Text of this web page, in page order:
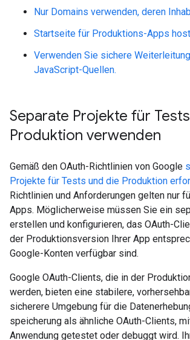
Nur Domains verwenden, deren
Startseite für Produktions-Apps
Verwenden Sie sichere
JavaScript-Quellen.
Separate Projekte für
Produktion verwenden
Gemäß den OAuth-Richtlinien von Google
Projekte für Tests und die Produktion
Richtlinien und Anforderungen gelten nur
Apps. Möglicherweise müssen Sie ein
erstellen und konfigurieren, das OAuth-
der Produktionsversion Ihrer App
Google-Konten verfügbar sind.
Google OAuth-Clients, die in der
werden, bieten eine stabilere,
sicherere Umgebung für die
speicherung als ähnliche OAuth-Clients,
Anwendung getestet oder debuggt wird.